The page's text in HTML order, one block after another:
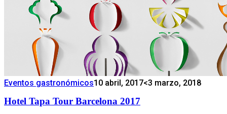
Eventos gastronómicos10 abril, 2017<3 marzo, 2018
Hotel Tapa Tour Barcelona 2017